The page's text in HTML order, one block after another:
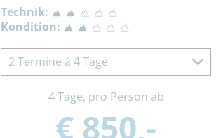
Technik:
Kondition:
2 Termine à 4 Tage
4 Tage, pro Person ab
€ 850,-